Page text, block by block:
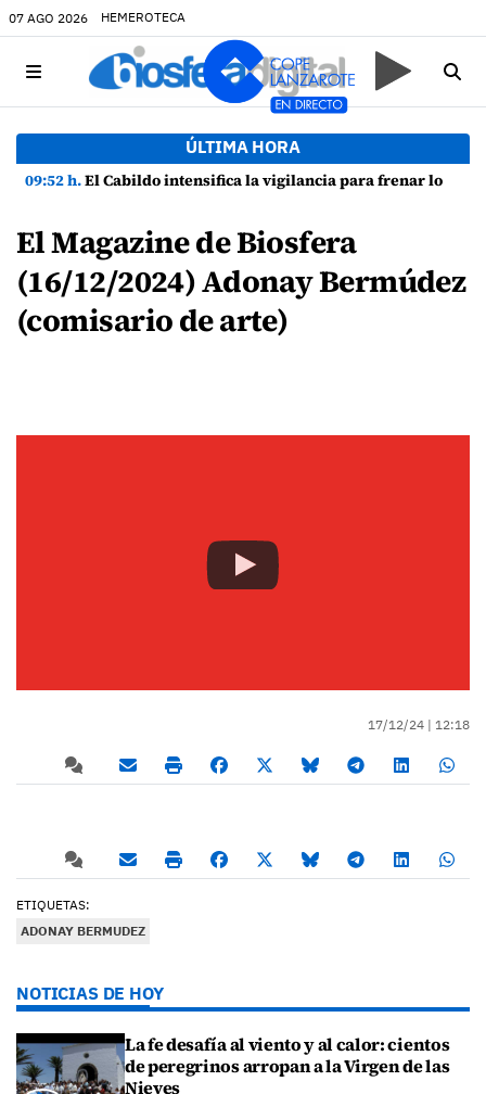
07 AGO 2026 HEMEROTECA
ÚLTIMA HORA
09:52 h.El Cabildo intensifica la vigilancia para frenar los cebos envenenados y las prácticas ilegales de caza
El Magazine de Biosfera
(16/12/2024) Adonay Bermúdez
(comisario de arte)
17/12/24 | 12:18
ETIQUETAS:
ADONAY BERMUDEZ
NOTICIAS DE HOY
La fe desafía al viento y al calor: cientos
de peregrinos arropan a la Virgen de las
Nieves